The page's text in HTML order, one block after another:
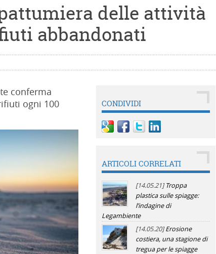
delle attività
abbandonati
conferma
ogni 100
CONDIVIDI
ARTICOLI CORRELATI
[14.05.21]Troppa
plastica sulle spiagge:
l’indagine di
Legambiente
[14.05.20]Erosione
costiera, una stagione di
tregua per le spiagge